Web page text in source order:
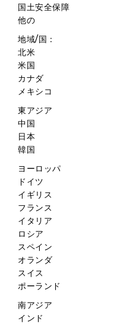
国土安全保障
他の
地域/国：
北米
米国
カナダ
メキシコ
東アジア
中国
日本
韓国
ヨーロッパ
ドイツ
イギリス
フランス
イタリア
ロシア
スペイン
オランダ
スイス
ポーランド
南アジア
インド